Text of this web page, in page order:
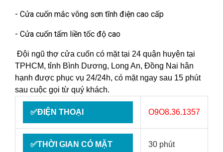
- Cửa cuốn mắc võng sơn tĩnh điện cao cấp
- Cửa cuốn tấm liền tốc độ cao
Đội ngũ thợ cửa cuốn có mặt tại 24 quận huyện tại
TPHCM, tỉnh Bình Dương, Long An, Đồng Nai hân
hạnh được phục vụ 24/24h, có mặt ngay sau 15 phút
sau cuộc gọi từ quý khách.
✅ĐIỆN THOẠI O9O8.36.1357
✅THỜI GIAN CÓ MẶT 30 phút